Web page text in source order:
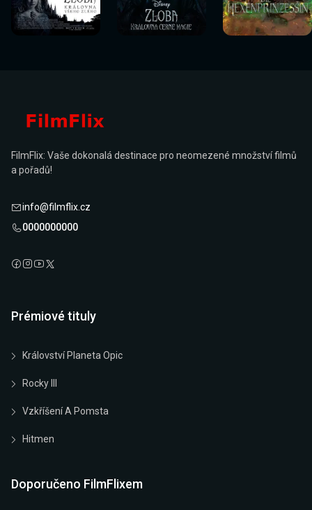
Sledovat
nyní
Sledovat
nyní
Sledovat
nyní
Sledovat
nyní
Sledovat
nyní
Sledovat
nyní
FilmFlix: Vaše dokonalá destinace pro neomezené množství filmů
a pořadů!
info@filmflix.cz
0000000000
Prémiové tituly
Království Planeta Opic
Rocky III
Vzkříšení A Pomsta
Hitmen
Doporučeno FilmFlixem